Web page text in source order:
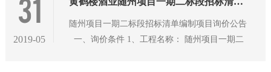
31
2019-05
随州项目一期二标段招标清单编制项目询价公告
一、询价条件 1、工程名称： 随州项目一期二